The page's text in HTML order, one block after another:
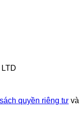
quyền riêng tư và